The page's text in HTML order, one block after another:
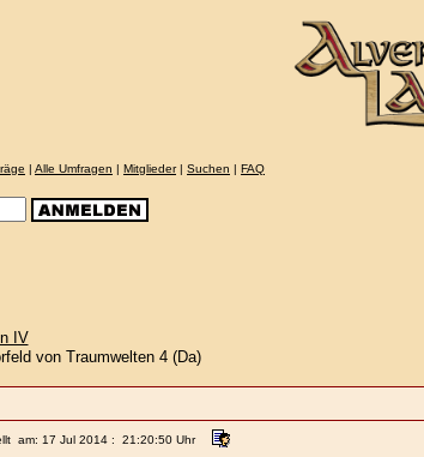
| Alle Umfragen | Mitglieder| Suchen | FAQ
IV
von Traumwelten 4 (Da)
am: 17 Jul 2014 : 21:20:50 Uhr